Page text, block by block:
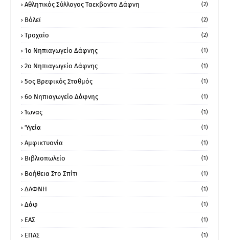
Αθλητικός Σύλλογος Ταεκβοντο Δάφνη (2)
Βόλεϊ (2)
Τροχαίο (2)
1ο Νηπιαγωγείο Δάφνης (1)
2ο Νηπιαγωγείο Δάφνης (1)
5ος Βρεφικός Σταθμός (1)
6ο Νηπιαγωγείο Δάφνης (1)
Ίωνας (1)
Ύγεία (1)
Αμφικτυονία (1)
Βιβλιοπωλείο (1)
Βοήθεια Στο Σπίτι (1)
ΔΑΦΝΗ (1)
Δάφ (1)
ΕΑΣ (1)
ΕΠΑΣ (1)